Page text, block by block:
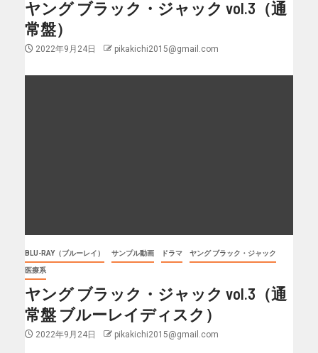
ヤング ブラック・ジャック vol.3（通
常盤）
2022年9月24日 pikakichi2015@gmail.com
BLU-RAY（ブルーレイ） サンプル動画 ドラマ ヤング ブラック・ジャック
医療系
ヤング ブラック・ジャック vol.3（通
常盤 ブルーレイディスク）
2022年9月24日 pikakichi2015@gmail.com